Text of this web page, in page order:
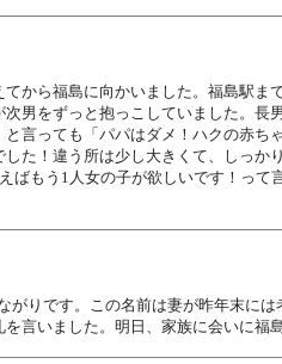
から福島に向かいました。福島駅ま
男をずっと抱っこしていました。長
言っても「パパはダメ！ハクの赤ち
た！違う所は少し大きくて、しっか
もう1人女の子が欲しいです！って
りです。この名前は妻が昨年末に
言いました。明日、家族に会いに福